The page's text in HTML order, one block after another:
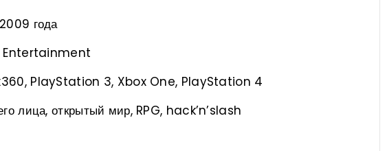
года
Entertainment
PlayStation 3, Xbox One, PlayStation 4
лица, открытый мир, RPG, hack’n’slash